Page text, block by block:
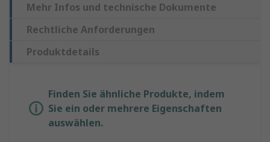
Mehr Infos und technische Dokumente
Rechtliche Anforderungen
Produktdetails
Finden Sie ähnliche Produkte, indem
Sie ein oder mehrere Eigenschaften
auswählen.